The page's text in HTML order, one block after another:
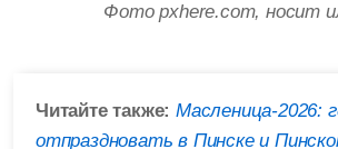
Фото pxhere.com, носит
Читайте также: Масленица-2026:
отпраздновать в Пинске и